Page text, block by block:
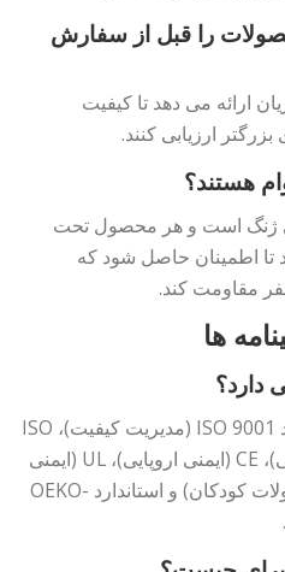
را قبل از سفارش
ارائه می دهد تا کیفیت
ارزیابی کنند.
ژنگ است و هر محصول تحت
تا اطمینان حاصل شود که
مقاومت کند.
ها
ژنگ دارای گواهینامه هایی مانند ISO 9001 (مدیریت کیفیت)، ISO
14001 (مدیریت زیست محیطی)، CE (ایمنی اروپایی)، UL (ایمنی
محصول)، CPSIA (ایمنی محصولات کودکان) و استاندارد OEKO-